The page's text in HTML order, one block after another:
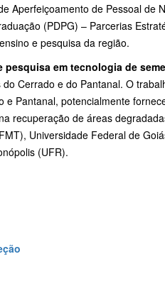
Aperfeiçoamento de Pessoal de
(PDPG) – Parcerias
e pesquisa da região.
pesquisa em tecnologia de
Cerrado e do Pantanal. O
e Pantanal, potencialmente
recuperação de áreas
Universidade Federal de
(UFR).